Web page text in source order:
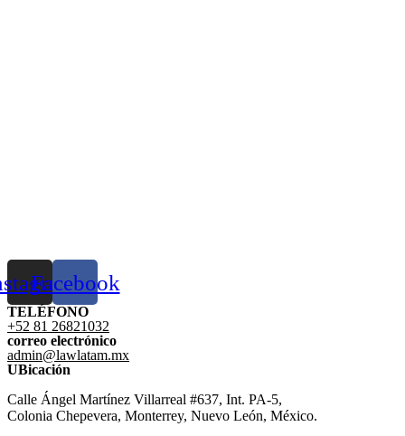
Facebook
TELÉFONO
+52 81 26821032
correo electrónico
admin@lawlatam.mx
UBicación
Calle Ángel Martínez Villarreal #637, Int. PA-5,
Colonia Chepevera, Monterrey, Nuevo León, México.